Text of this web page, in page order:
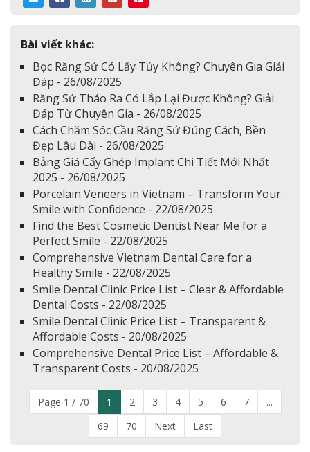
Bài viết khác:
Bọc Răng Sứ Có Lấy Tủy Không? Chuyên Gia Giải
Đáp - 26/08/2025
Răng Sứ Tháo Ra Có Lắp Lại Được Không? Giải
Đáp Từ Chuyên Gia - 26/08/2025
Cách Chăm Sóc Cầu Răng Sứ Đúng Cách, Bền
Đẹp Lâu Dài - 26/08/2025
Bảng Giá Cấy Ghép Implant Chi Tiết Mới Nhất
2025 - 26/08/2025
Porcelain Veneers in Vietnam – Transform Your
Smile with Confidence - 22/08/2025
Find the Best Cosmetic Dentist Near Me for a
Perfect Smile - 22/08/2025
Comprehensive Vietnam Dental Care for a
Healthy Smile - 22/08/2025
Smile Dental Clinic Price List – Clear & Affordable
Dental Costs - 22/08/2025
Smile Dental Clinic Price List – Transparent &
Affordable Costs - 20/08/2025
Comprehensive Dental Price List – Affordable &
Transparent Costs - 20/08/2025
Page 1 / 70 1 2 3 4 5 6 7
...
69
70 Next Last